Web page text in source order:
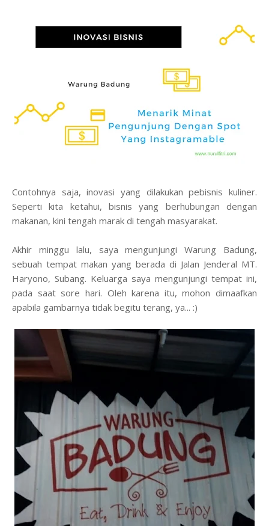
Contohnya saja, inovasi yang dilakukan pebisnis kuliner.
Seperti kita ketahui, bisnis yang berhubungan dengan
makanan, kini tengah marak di tengah masyarakat.
Akhir minggu lalu, saya mengunjungi Warung Badung,
sebuah tempat makan yang berada di Jalan Jenderal MT.
Haryono, Subang. Keluarga saya mengunjungi tempat ini,
pada saat sore hari. Oleh karena itu, mohon dimaafkan
apabila gambarnya tidak begitu terang, ya... :)